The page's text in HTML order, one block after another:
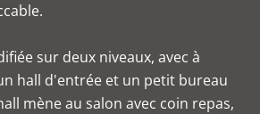
sur deux niveaux, avec à
hall d'entrée et un petit bureau
mène au salon avec coin repas,